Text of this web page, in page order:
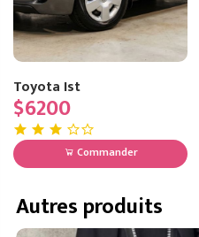
Toyota Ist
$6200
Commander
Autres produits